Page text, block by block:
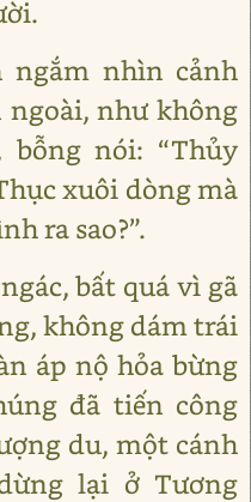
ngắm nhìn cảnh
ngoài, như không
bỗng nói: “Thủy
xuôi dòng mà
ra sao?”.
bất quá vì gã
không dám trái
áp nộ hỏa bừng
đã tiến công
du, một cánh
lại ở Tương